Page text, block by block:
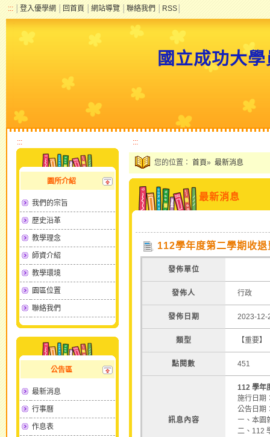
::: 登入優學網 回首頁 網站導覽 聯絡我們 RSS
國立成功大
:::
園所介紹
我們的宗旨
歷史沿革
教學理念
師資介紹
教學環境
園區位置
聯絡我們
公告區
最新消息
行事曆
作息表
:::
您的位置： 首頁» 最新消息
最新消息
112學年度第二學期收退
發佈單位
發佈人 行政
發佈日期 2023-
類型 【重要】
點閱數 451
訊息內容
112 學年
施行日期
公告日期
㇐、本園
二、112